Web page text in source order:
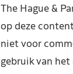
The Hague &
op deze
niet voor
gebruik van